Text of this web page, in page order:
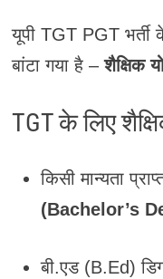
यूपी TGT PGT भर्ती
बांटा गया है –शैक्षिक
TGT के लिए
किसी मान्यता
(Bachelor’s
बी.एड (B.Ed)